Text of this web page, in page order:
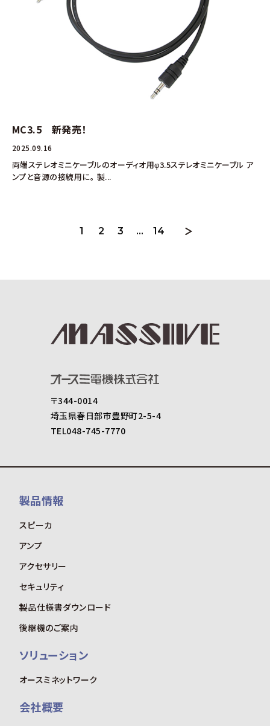
MC3.5 新発売！
2025.09.16
両端ステレオミニケーブルのオーディオ用φ3.5ステレオミニケーブル ア
ンプと音源の接続用に。 製...
1 2 3 … 14
〒344-0014
埼玉県春日部市豊野町2-5-4
TEL048-745-7770
製品情報
スピーカ
アンプ
アクセサリー
セキュリティ
製品仕様書ダウンロード
後継機のご案内
ソリューション
オースミネットワーク
会社概要